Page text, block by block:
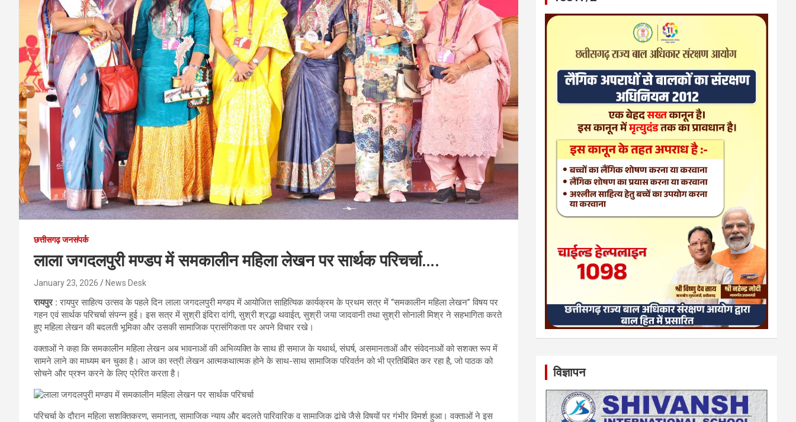
छत्तीसगढ़ जनसंपर्क
लाला जगदलपुरी मण्डप में समकालीन महिला लेखन पर सार्थक परिचर्चा….
January 23, 2026 News Desk
रायपुर :रायपुर साहित्य उत्सव के पहले दिन लाला जगदलपुरी मण्डप में आयोजित साहित्यिक कार्यक्रम के प्रथम सत्र में “समकालीन महिला लेखन” विषय पर
गहन एवं सार्थक परिचर्चा संपन्न हुई। इस सत्र में सुश्री इंदिरा दांगी, सुश्री श्रद्धा थवाईत, सुश्री जया जादवानी तथा सुश्री सोनाली मिश्र ने सहभागिता करते
हुए महिला लेखन की बदलती भूमिका और उसकी सामाजिक प्रासंगिकता पर अपने विचार रखे।
वक्ताओं ने कहा कि समकालीन महिला लेखन अब भावनाओं की अभिव्यक्ति के साथ ही समाज के यथार्थ, संघर्ष, असमानताओं और संवेदनाओं को सशक्त रूप में
सामने लाने का माध्यम बन चुका है। आज का स्त्री लेखन आत्मकथात्मक होने के साथ-साथ सामाजिक परिवर्तन को भी प्रतिबिंबित कर रहा है, जो पाठक को
सोचने और प्रश्न करने के लिए प्रेरित करता है।
परिचर्चा के दौरान महिला सशक्तिकरण, समानता, सामाजिक न्याय और बदलते पारिवारिक व सामाजिक ढांचे जैसे विषयों पर गंभीर विमर्श हुआ। वक्ताओं ने इस
विज्ञापन